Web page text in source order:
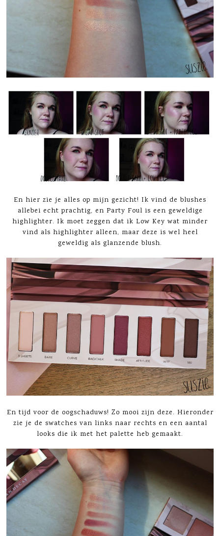
En hier zie je alles op mijn gezicht! Ik vind de blushes
allebei echt prachtig, en Party Foul is een geweldige
highlighter. Ik moet zeggen dat ik Low Key wat minder
vind als highlighter alleen, maar deze is wel heel
geweldig als glanzende blush.
En tijd voor de oogschaduws! Zo mooi zijn deze. Hieronder
zie je de swatches van links naar rechts en een aantal
looks die ik met het palette heb gemaakt.